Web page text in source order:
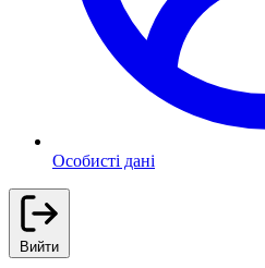
Особисті дані
Вийти